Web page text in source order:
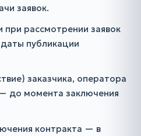
заявок.
при рассмотрении заявок
публикации
заказчика, оператора
до момента заключения
контракта — в